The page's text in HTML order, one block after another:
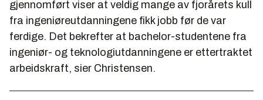
gjennomført viser at veldig mange av fjorårets kull
fra ingeniøreutdanningene fikk jobb før de var
ferdige. Det bekrefter at bachelor-studentene fra
ingeniør- og teknologiutdanningene er ettertraktet
arbeidskraft, sier Christensen.